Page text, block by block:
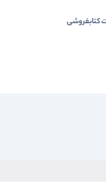
کتابفروشی